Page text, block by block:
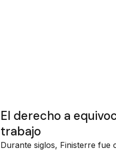
El derecho a
trabajo
Durante siglos, Finisterre fue